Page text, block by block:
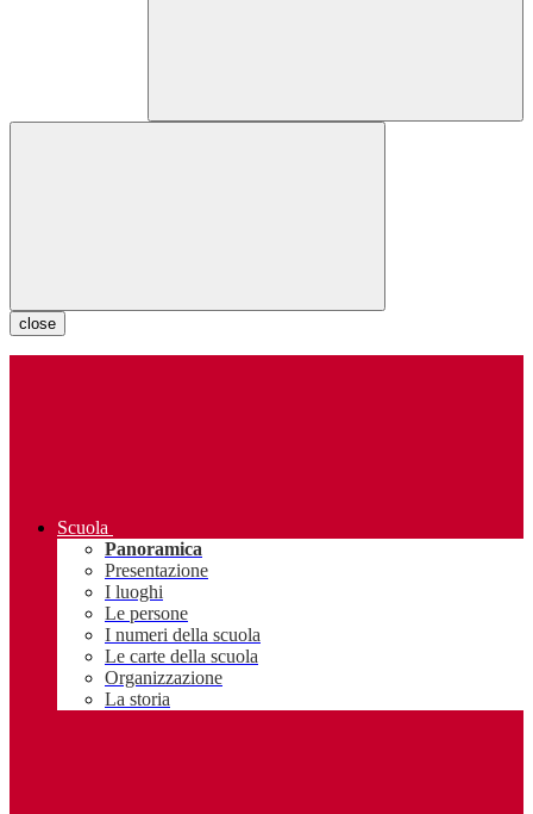
close
Scuola
Panoramica
Presentazione
I luoghi
Le persone
I numeri della scuola
Le carte della scuola
Organizzazione
La storia